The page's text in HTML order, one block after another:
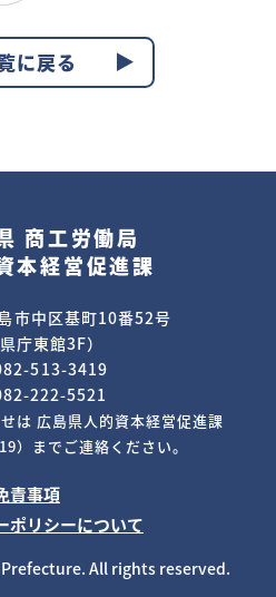
に戻る
商工労働局
本経営促進課
市中区基町10番52号
庁東館3F）
513-3419
222-5521
は 広島県人的資本経営促進課
）までご連絡ください。
責事項
ポリシーについて
All rights reserved.